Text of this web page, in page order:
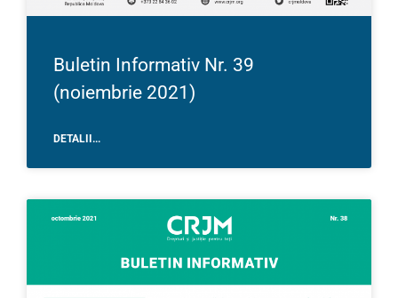
Buletin Informativ Nr. 39
(noiembrie 2021)
DETALII...